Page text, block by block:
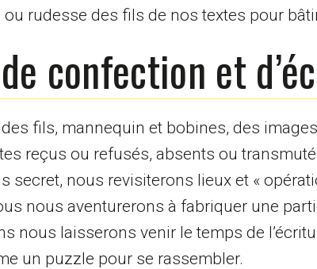
rudesse des fils de nos textes pour
confection et
fils, mannequin et bobines, des
reçus ou refusés, absents ou
secret, nous revisiterons lieux et «
nous aventurerons à fabriquer une
nous laisserons venir le temps de
un puzzle pour se rassembler.